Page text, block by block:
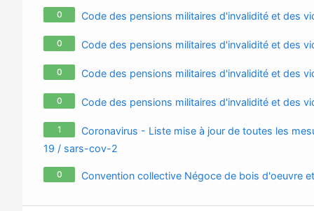
0 Code des pensions militaires d'invalidité et des
0 Code des pensions militaires d'invalidité et des
0 Code des pensions militaires d'invalidité et des
0 Code des pensions militaires d'invalidité et des
1
Coronavirus - Liste mise à jour de toutes les
19 / sars-cov-2
0 Convention collective Négoce de bois d'oeuvre